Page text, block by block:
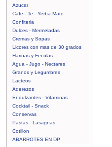
Azucar
Cafe - Te - Yerba Mate
Confiteria
Dulces - Mermeladas
Cremas y Sopas
Licores con mas de 30 grados
Harinas y Feculas
Agua - Jugo - Nectares
Granos y Legumbres
Lacteos
Aderezos
Endulzantes - Vitaminas
Cocktail - Snack
Conservas
Pastas - Lasagnas
Cotillon
ABARROTES EN DP